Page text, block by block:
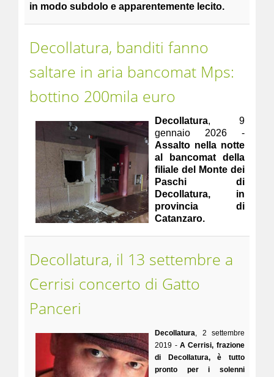
in modo subdolo e apparentemente lecito.
Decollatura, banditi fanno
saltare in aria bancomat Mps:
bottino 200mila euro
Decollatura, 9
gennaio 2026 -
Assalto nella notte
al bancomat della
filiale del Monte dei
Paschi di
Decollatura, in
provincia di
Catanzaro.
Decollatura, il 13 settembre a
Cerrisi concerto di Gatto
Panceri
Decollatura, 2 settembre
2019 - A Cerrisi, frazione
di Decollatura, è tutto
pronto per i solenni